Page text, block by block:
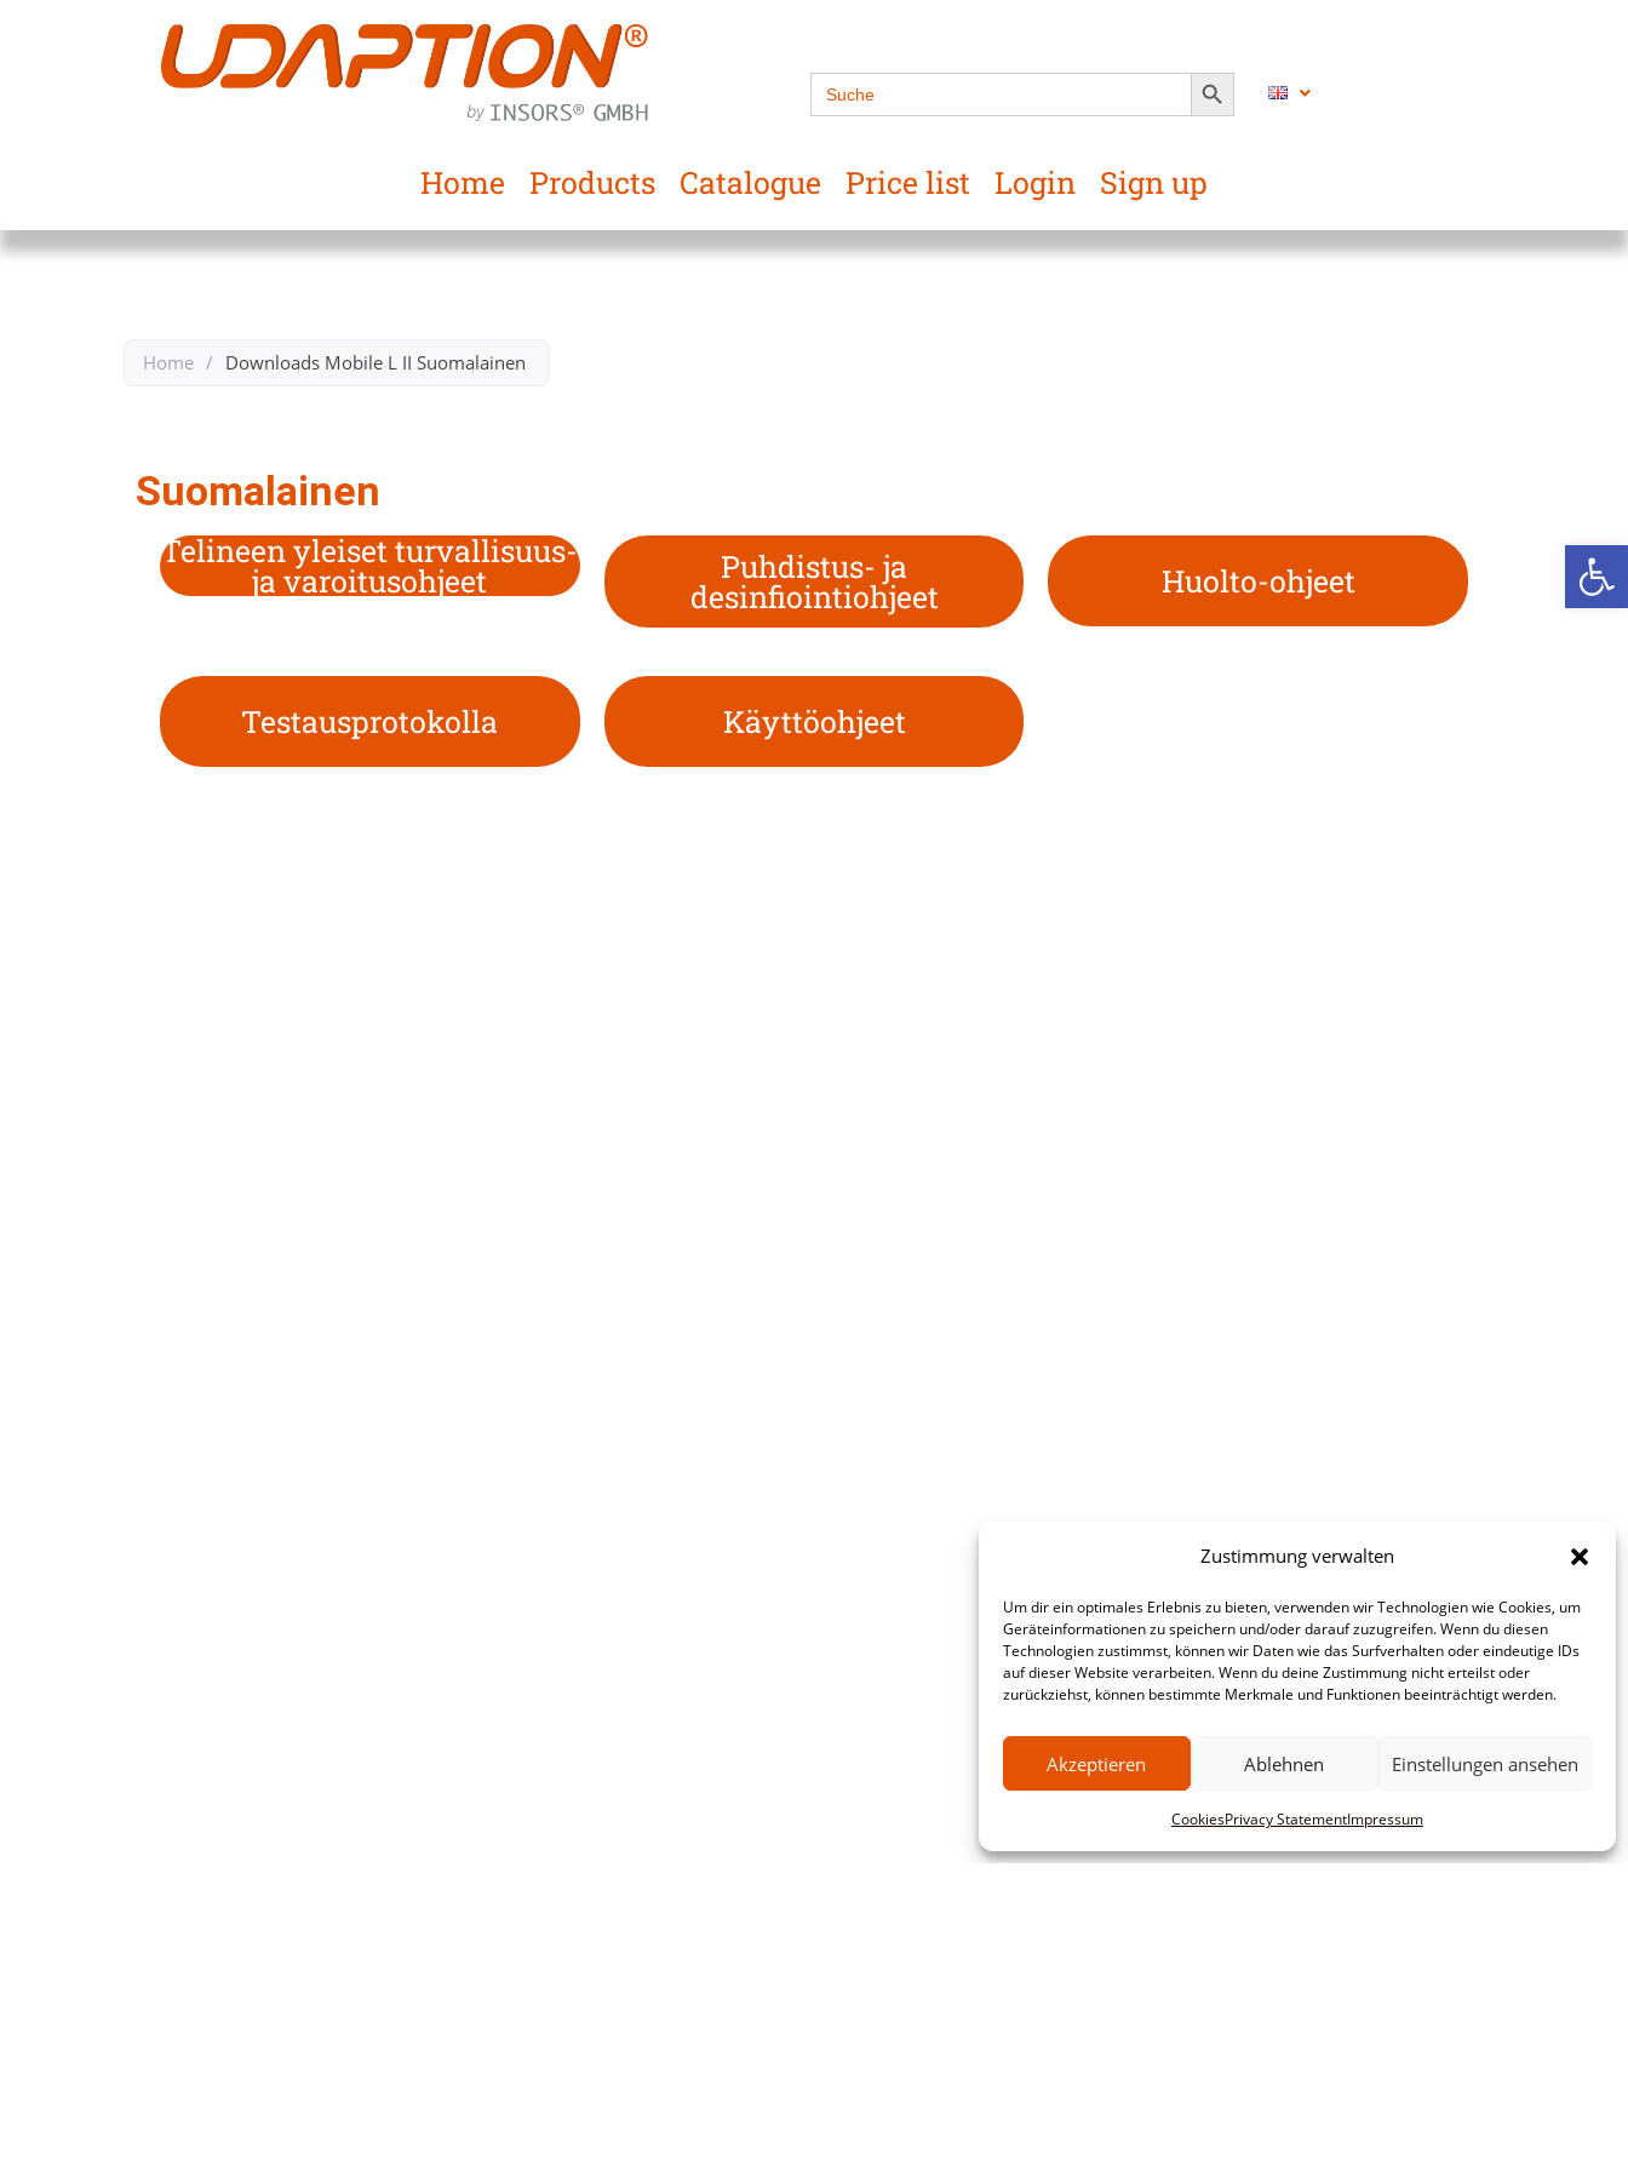
Zustimmung verwalten
Um dir ein optimales Erlebnis zu bieten, verwenden wir Technologien wie Cookies, um
Geräteinformationen zu speichern und/oder darauf zuzugreifen. Wenn du diesen
Technologien zustimmst, können wir Daten wie das Surfverhalten oder eindeutige IDs
auf dieser Website verarbeiten. Wenn du deine Zustimmung nicht erteilst oder
zurückziehst, können bestimmte Merkmale und Funktionen beeinträchtigt werden.
Akzeptieren Ablehnen Einstellungen ansehen
CookiesPrivacy StatementImpressum
Search
for:
SEARCH BUTTON
Home Products Catalogue Price list Login Sign up
Home / Downloads Mobile L II Suomalainen ​
Suomalainen
Telineen yleiset turvallisuus-
ja varoitusohjeet Puhdistus- ja
desinfiointiohjeet Huolto-ohjeet
Testausprotokolla Käyttöohjeet